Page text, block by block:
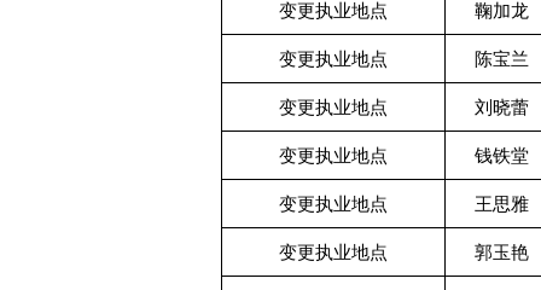
变更执业地点 鞠加龙
变更执业地点 陈宝兰
变更执业地点 刘晓蕾
变更执业地点 钱铁堂
变更执业地点 王思雅
变更执业地点 郭玉艳